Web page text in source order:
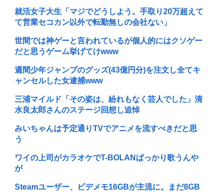
就活女子大生「マジでどうしよう。手取り20万超えて
て営業セコカン以外で転勤無しの会社ない」
世間では神ゲーと言われているが個人的にはクソゲー
だと思うゲーム挙げてけwww
週間少年ジャンプのグッズ(43億円分)を注文し全てキ
ャンセルした女逮捕www
三浦マイルド「その姿は、紛れもなく芸人でした」清
水良太郎さんのステージ回想し追悼
みいちゃんは予定通りTVでアニメを流すべきだと思
う
ワイの上司がカラオケでT-BOLANばっかり歌うんや
が
Steamユーザー、ビデメモ16GBが主流に。まだ8GB